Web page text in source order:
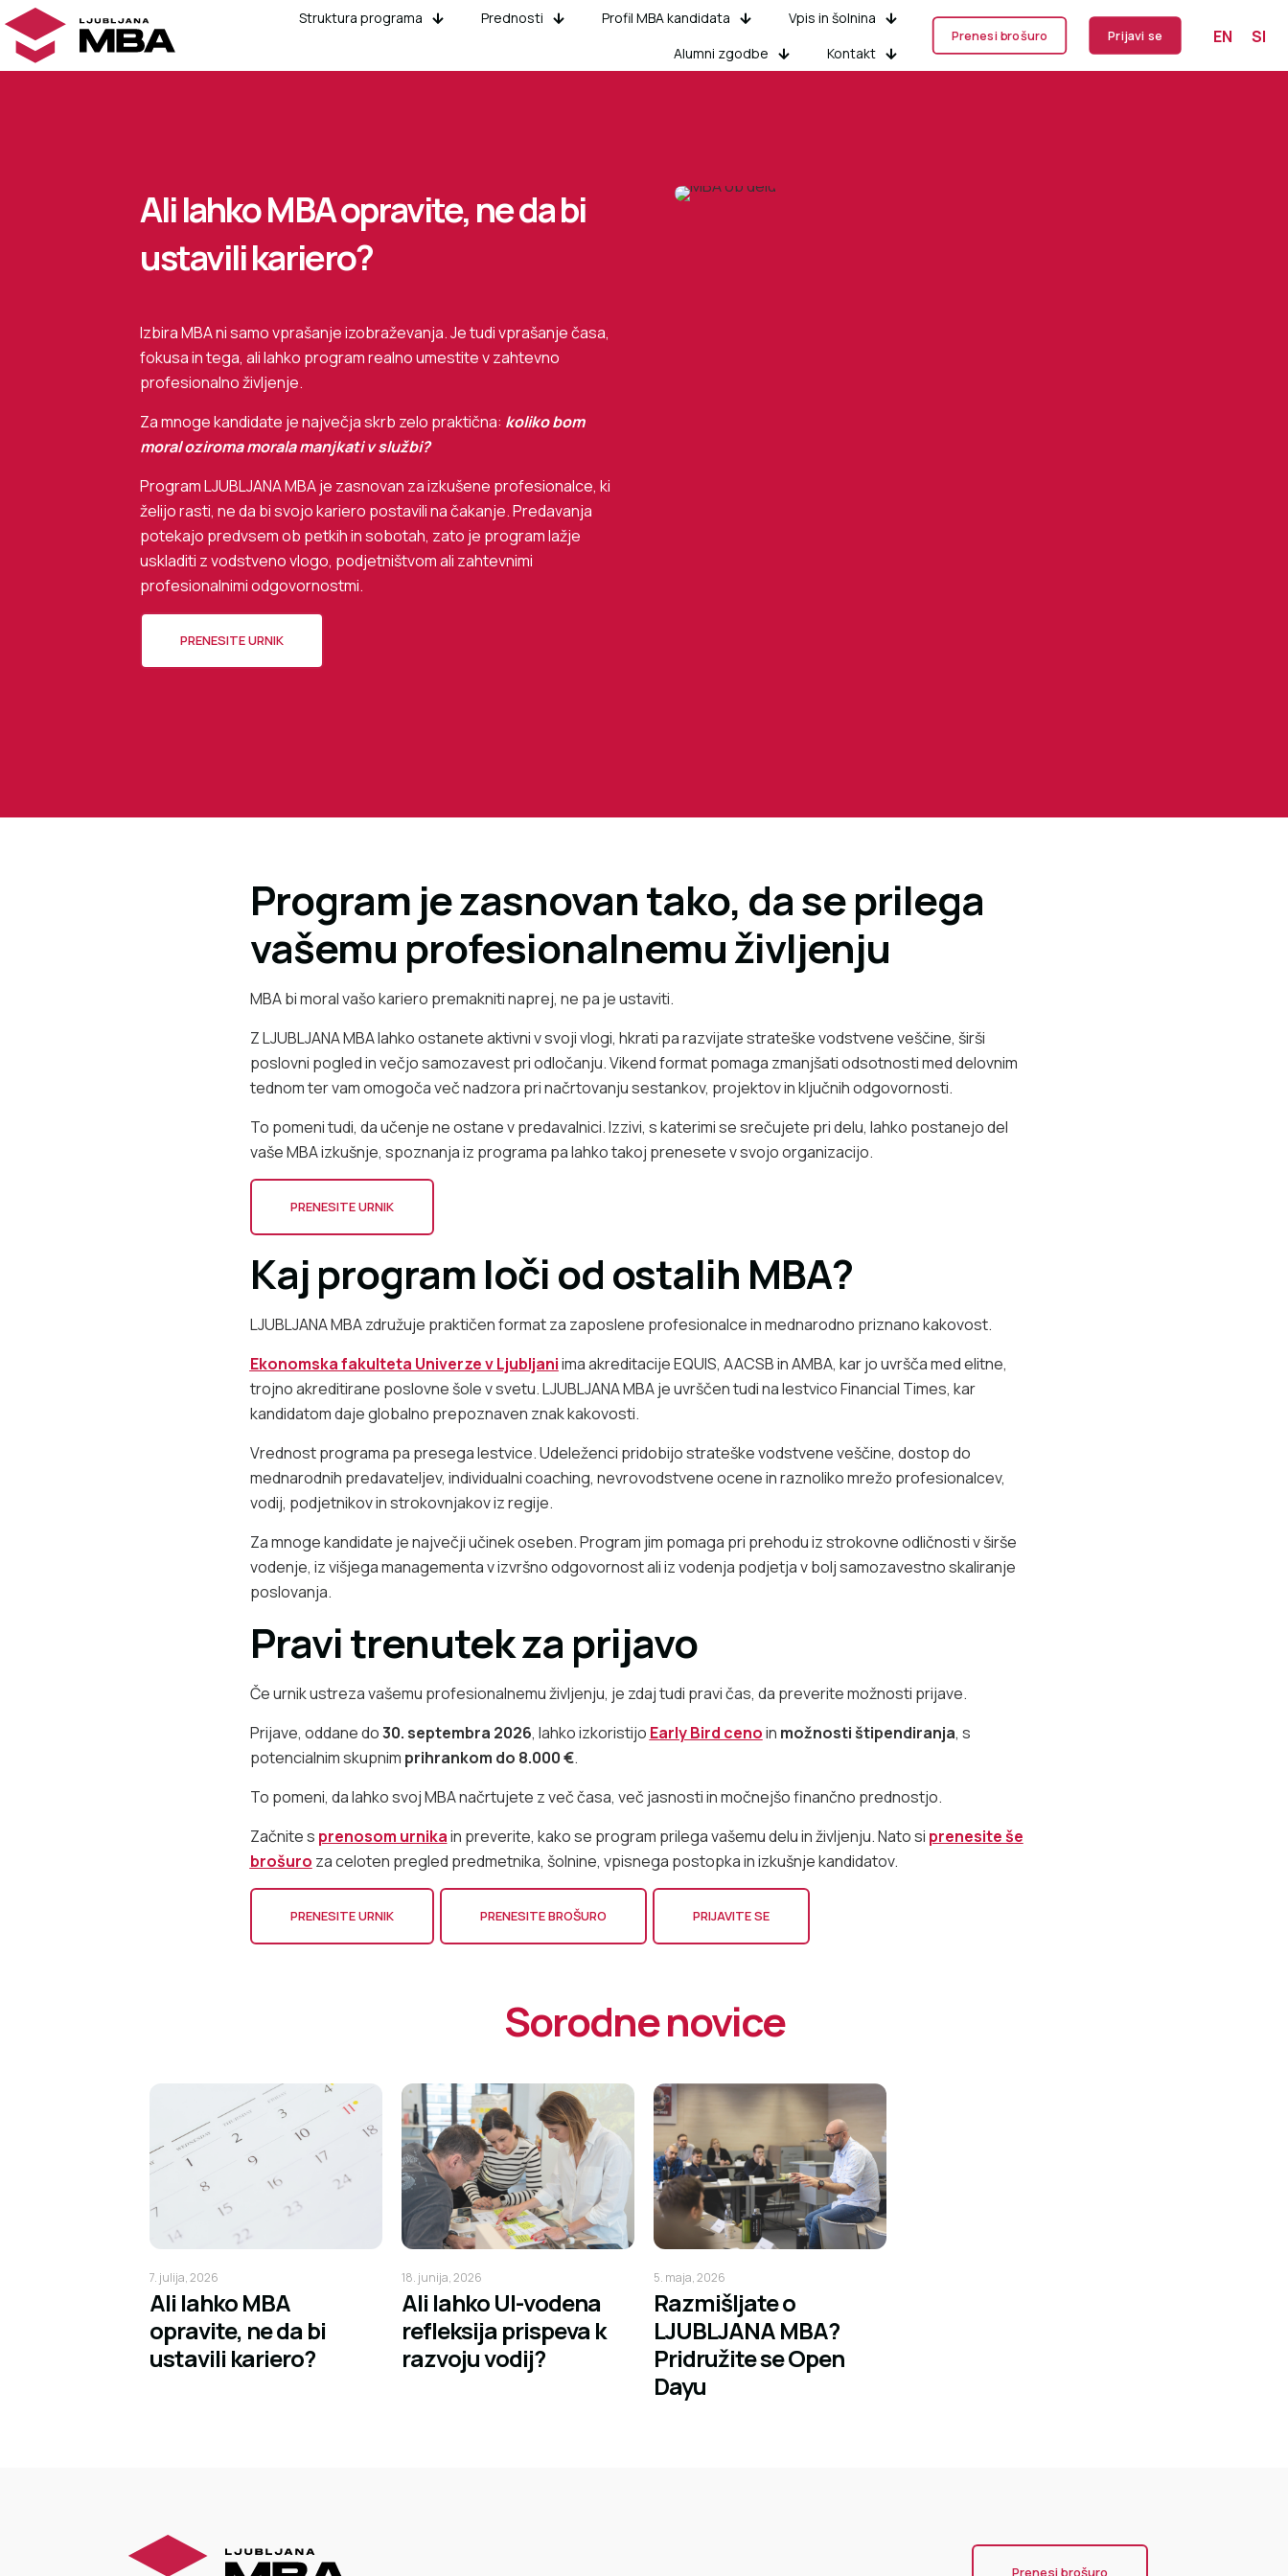
Struktura programa Prednosti Profil MBA kandidata
Vpis in šolnina
Alumni zgodbe
Kontakt
Prenesi brošuro Prijavi se EN SI
Ali lahko MBA opravite, ne da bi
ustavili kariero?
Izbira MBA ni samo vprašanje izobraževanja. Je tudi vprašanje časa,
fokusa in tega, ali lahko program realno umestite v zahtevno
profesionalno življenje.
Za mnoge kandidate je največja skrb zelo praktična: koliko bom
moral oziroma morala manjkati v službi?
Program LJUBLJANA MBA je zasnovan za izkušene profesionalce, ki
želijo rasti, ne da bi svojo kariero postavili na čakanje. Predavanja
potekajo predvsem ob petkih in sobotah, zato je program lažje
uskladiti z vodstveno vlogo, podjetništvom ali zahtevnimi
profesionalnimi odgovornostmi.
PRENESITE URNIK
Program je zasnovan tako, da se prilega
vašemu profesionalnemu življenju
MBA bi moral vašo kariero premakniti naprej, ne pa je ustaviti.
Z LJUBLJANA MBA lahko ostanete aktivni v svoji vlogi, hkrati pa razvijate strateške vodstvene veščine, širši
poslovni pogled in večjo samozavest pri odločanju. Vikend format pomaga zmanjšati odsotnosti med delovnim
tednom ter vam omogoča več nadzora pri načrtovanju sestankov, projektov in ključnih odgovornosti.
To pomeni tudi, da učenje ne ostane v predavalnici. Izzivi, s katerimi se srečujete pri delu, lahko postanejo del
vaše MBA izkušnje, spoznanja iz programa pa lahko takoj prenesete v svojo organizacijo.
PRENESITE URNIK
Kaj program loči od ostalih MBA?
LJUBLJANA MBA združuje praktičen format za zaposlene profesionalce in mednarodno priznano kakovost.
Ekonomska fakulteta Univerze v Ljubljaniima akreditacije EQUIS, AACSB in AMBA, kar jo uvršča med elitne,
trojno akreditirane poslovne šole v svetu. LJUBLJANA MBA je uvrščen tudi na lestvico Financial Times, kar
kandidatom daje globalno prepoznaven znak kakovosti.
Vrednost programa pa presega lestvice. Udeleženci pridobijo strateške vodstvene veščine, dostop do
mednarodnih predavateljev, individualni coaching, nevrovodstvene ocene in raznoliko mrežo profesionalcev,
vodij, podjetnikov in strokovnjakov iz regije.
Za mnoge kandidate je največji učinek oseben. Program jim pomaga pri prehodu iz strokovne odličnosti v širše
vodenje, iz višjega managementa v izvršno odgovornost ali iz vodenja podjetja v bolj samozavestno skaliranje
poslovanja.
Pravi trenutek za prijavo
Če urnik ustreza vašemu profesionalnemu življenju, je zdaj tudi pravi čas, da preverite možnosti prijave.
Prijave, oddane do30. septembra 2026, lahko izkoristijo Early Bird cenoin možnosti štipendiranja, s
potencialnim skupnim prihrankom do 8.000 €.
To pomeni, da lahko svoj MBA načrtujete z več časa, več jasnosti in močnejšo finančno prednostjo.
Začnite s prenosom urnikain preverite, kako se program prilega vašemu delu in življenju. Nato si prenesite še
brošuro za celoten pregled predmetnika, šolnine, vpisnega postopka in izkušnje kandidatov.
PRENESITE URNIK PRENESITE BROŠURO PRIJAVITE SE
Sorodne novice
7. julija, 2026
Ali lahko MBA
opravite, ne da bi
ustavili kariero?
18. junija, 2026
Ali lahko UI-vodena
refleksija prispeva k
razvoju vodij?
5. maja, 2026
Razmišljate o
LJUBLJANA MBA?
Pridružite se Open
Dayu